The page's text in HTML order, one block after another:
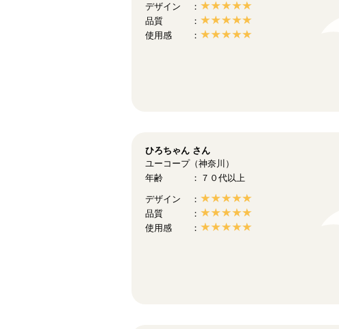
デザイン
品質
使用感
ひろちゃん さん
ユーコープ（神奈川）
年齢
７０代以上
デザイン
品質
使用感